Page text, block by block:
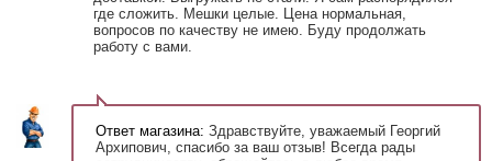
где сложить. Мешки целые. Цена нормальная,
вопросов по качеству не имею. Буду продолжать
работу с вами.
Ответ магазина: Здравствуйте, уважаемый Георгий
Архипович, спасибо за ваш отзыв! Всегда рады